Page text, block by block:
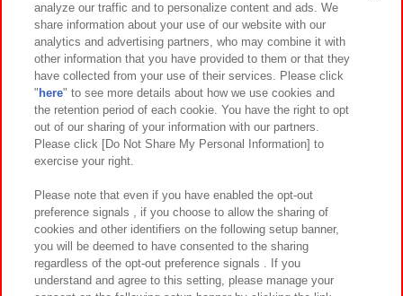
イベント・キャンペーン
関連会社 サステナビリティ サイトポリシー
プライバシーポリシー ウェブアクセシビリティ方針と検証結果
お取引先さまとともに
カスタマーハラスメント対応方針 よくあるご質問・お問い合わせ
analyze our traffic and to personalize content and ads. We
share information about your use of our website with our
analytics and advertising partners, who may combine it with
other information that you have provided to them or that they
have collected from your use of their services. Please click
" here" to see more details about how we use cookies and
the retention period of each cookie. You have the right to opt
out of our sharing of your information with our partners.
Please click [Do Not Share My Personal Information] to
exercise your right.
Please note that even if you have enabled the opt-out
preference signals , if you choose to allow the sharing of
cookies and other identifiers on the following setup banner,
you will be deemed to have consented to the sharing
regardless of the opt-out preference signals . If you
understand and agree to this setting, please manage your